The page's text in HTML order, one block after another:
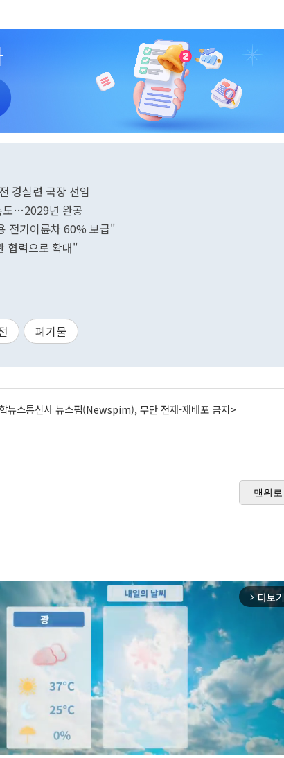
경실련 국장 선임
도…2029년 완공
전기이륜차 60% 보급"
협력으로 확대"
폐기물
뉴스통신사 뉴스핌(Newspim), 무단 전재-재배포 금지>
맨위로
arrow_forward_ios 더보기